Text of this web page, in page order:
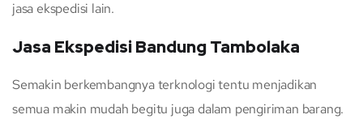
jasa ekspedisi lain.
Jasa Ekspedisi Bandung Tambolaka
Semakin berkembangnya terknologi tentu menjadikan
semua makin mudah begitu juga dalam pengiriman barang.